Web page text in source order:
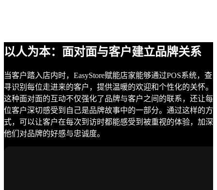
以人为本：面对面与客户建立品牌关系
当客户踏入店内时，EasyStore赋能店家能够通过POS系统，查
寻识别每位走进来的客户，提供温暖的欢迎和个性化的关怀。
这种面对面的互动不仅强化了品牌与客户之间的联系，还让每
位客户深切感受到自己是品牌故事中的一部分。通过这样的方
式，可以让客户在每次到访时都能感受到被重视的体验，加深
他们对品牌的好感与忠诚度。